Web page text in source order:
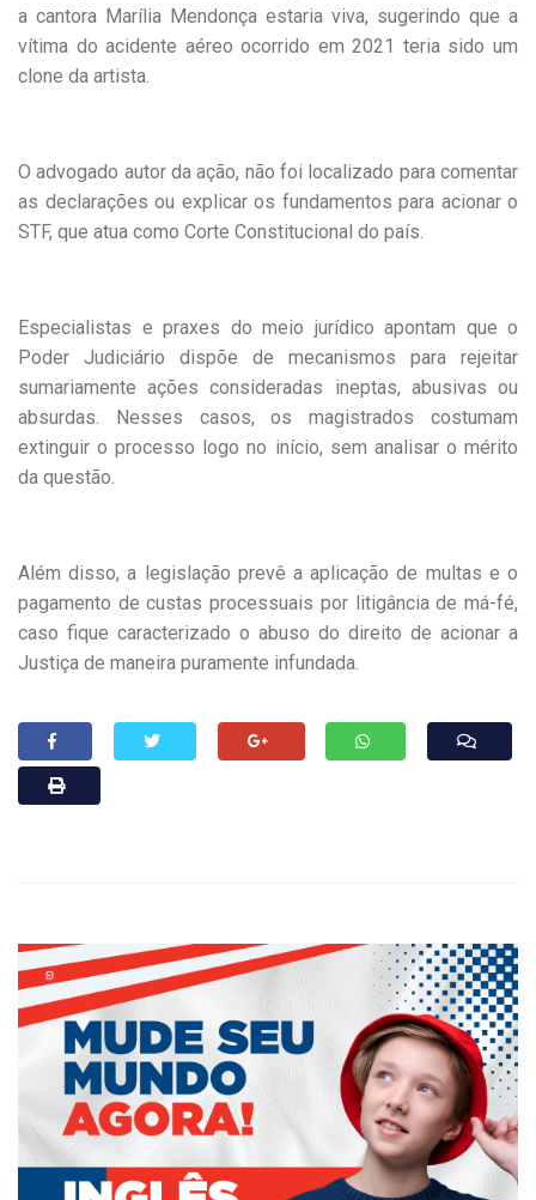
a cantora Marília Mendonça estaria viva, sugerindo que a
vítima do acidente aéreo ocorrido em 2021 teria sido um
clone da artista.
O advogado autor da ação, não foi localizado para comentar
as declarações ou explicar os fundamentos para acionar o
STF, que atua como Corte Constitucional do país.
Especialistas e praxes do meio jurídico apontam que o
Poder Judiciário dispõe de mecanismos para rejeitar
sumariamente ações consideradas ineptas, abusivas ou
absurdas. Nesses casos, os magistrados costumam
extinguir o processo logo no início, sem analisar o mérito
da questão.
Além disso, a legislação prevê a aplicação de multas e o
pagamento de custas processuais por litigância de má-fé,
caso fique caracterizado o abuso do direito de acionar a
Justiça de maneira puramente infundada.